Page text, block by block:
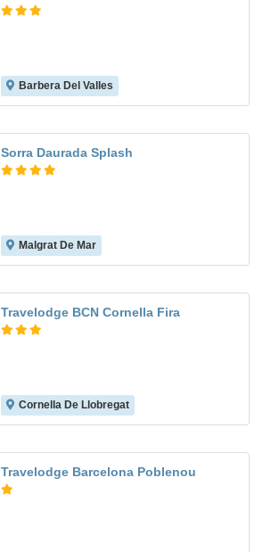
Barbera Del Valles
Sorra Daurada Splash
Malgrat De Mar
Travelodge BCN Cornella Fira
Cornella De Llobregat
Travelodge Barcelona Poblenou